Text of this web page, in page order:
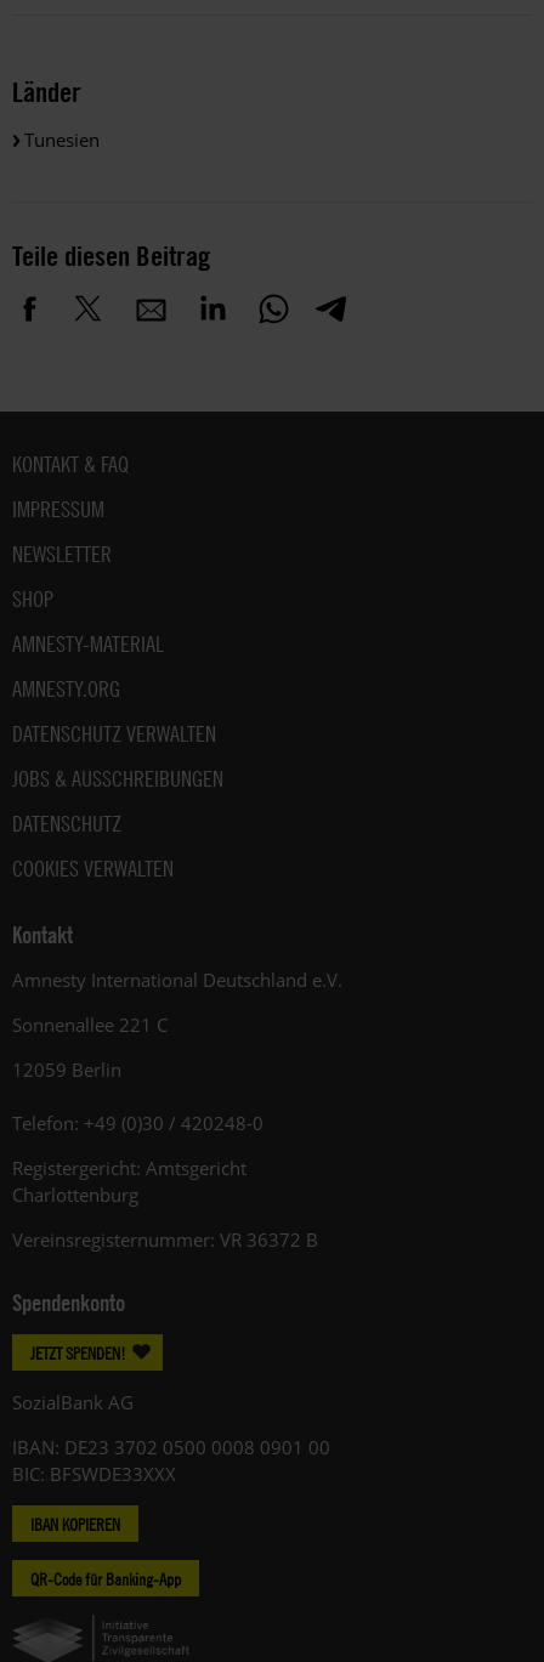
Länder
Tunesien
Teile diesen Beitrag
Fußbereich
KONTAKT & FAQ
IMPRESSUM
NEWSLETTER
SHOP
AMNESTY-MATERIAL
AMNESTY.ORG
DATENSCHUTZ VERWALTEN
JOBS & AUSSCHREIBUNGEN
DATENSCHUTZ
COOKIES VERWALTEN
Kontakt
Amnesty International Deutschland e.V.
Sonnenallee 221 C
12059 Berlin
Telefon: +49 (0)30 / 420248-0
Registergericht: Amtsgericht
Charlottenburg
Vereinsregisternummer: VR 36372 B
Spendenkonto
JETZT SPENDEN!
SozialBank AG
IBAN: DE23 3702 0500 0008 0901 00
BIC: BFSWDE33XXX
IBAN KOPIEREN
QR-Code für Banking-App